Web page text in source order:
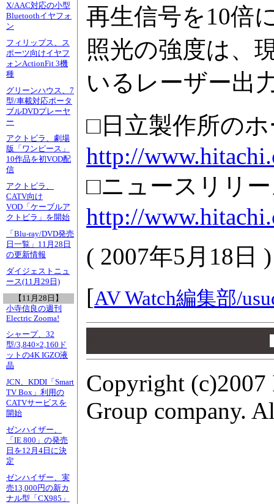
X/AAC対応の小型
Bluetoothイヤフォ
ン
フィリップス、ス
ポーツ向けイヤフ
ォンActionFit 3機
種
グリーンハウス、7
型/車載対応ポータ
ブルDVDプレーヤ
ー
アクトビラ、劇場
版「ワンピース」
10作品を初VOD配
信
アクトビラ、
CATV向け
VOD「ケーブルア
クトビラ」を開始
「Blu-ray/DVD発売
日一覧」11月28日
の更新情報
ダイジェストニュ
ース(11月29日)
【11月28日】
小寺信良の週刊
Electric Zooma!
シャープ、32
型/3,840×2,160ド
ットの4K IGZO液
晶
JCN、KDDI「Smart
TV Box」利用の
CATVサービスを
開始
ゼンハイザー、
「IE 800」の発売
日を12月4日に決
定
ゼンハイザー、実
売13,000円の新カ
ナル型「CX985」
再生信号を10倍
照光の強度は、
いるレーザー出
□日立製作所の
http://
□ニュースリリ
http://
( 2007年5月18日 )
[AV Watch編集部/
Copyright (c)2007
Group company.